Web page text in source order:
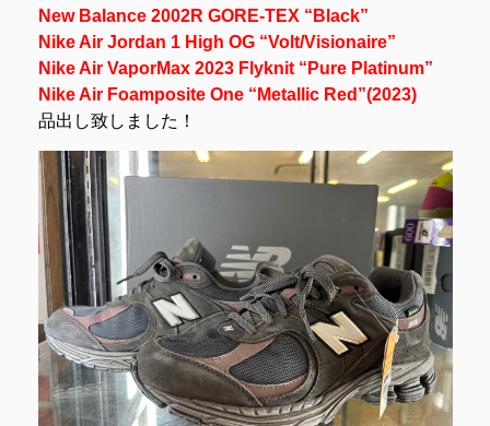
New Balance 2002R GORE-TEX “Black”
Nike Air Jordan 1 High OG “Volt/Visionaire”
Nike Air VaporMax 2023 Flyknit “Pure Platinum”
Nike Air Foamposite One “Metallic Red”(2023)
品出し致しました！